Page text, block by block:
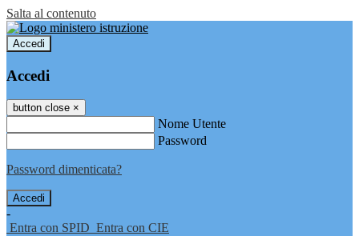
Salta al contenuto
Accedi
Accedi
button close ×
Nome Utente
Password
Password dimenticata?
-
Entra con SPID Entra con CIE